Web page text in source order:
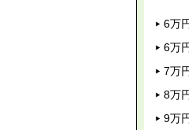
6万
6万
7万
8万
9万